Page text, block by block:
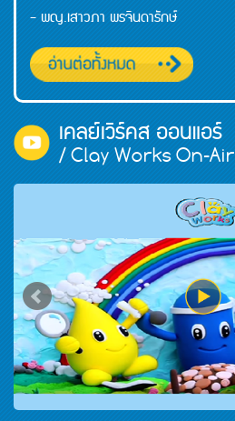
- พญ.เสาวภา พรจินดารักษ์
เคลย์เวิร์คส ออนแอร์
/ Clay Works On-Air